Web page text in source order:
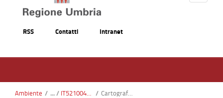
RSS Contatti Intranet
Ambiente / IT5210046 - Valnerina / Cartografia Habitat 6.pdf